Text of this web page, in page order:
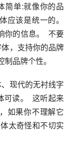
单:就像你的品
应该是统一的。
你的信息。  不要
，支持你的品牌
制品牌个性。
现代的无衬线字
读。  这听起来
如果你不理解它
太奇怪和不切实